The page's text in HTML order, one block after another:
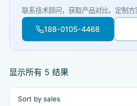
联系技术顾问，获取产品对比、定制
188-0105-4468
显示所有 5 结果